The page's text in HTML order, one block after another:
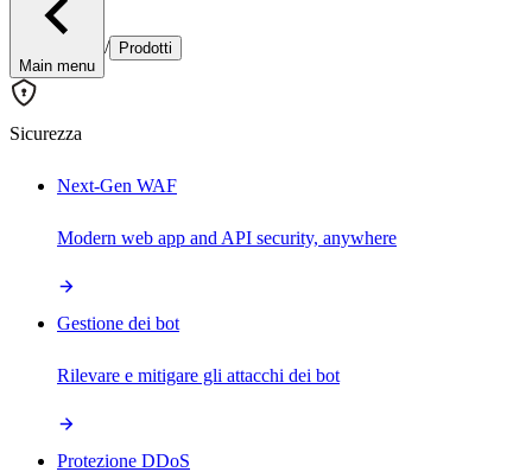
Main menu
/ Prodotti
Sicurezza
Next-Gen WAF
Modern web app and API security, anywhere
Gestione dei bot
Rilevare e mitigare gli attacchi dei bot
Protezione DDoS